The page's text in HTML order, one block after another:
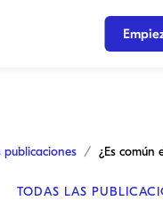
publicaciones
TODAS LAS